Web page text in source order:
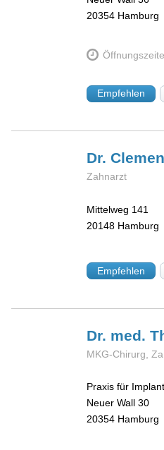
20354 Hamburg
Empfehlen
Dr.
Zahnarzt
Mittelweg 141
20148 Hamburg
Empfehlen
Dr. med.
MKG-Chirurg,
Praxis für
Neuer Wall 30
20354 Hamburg